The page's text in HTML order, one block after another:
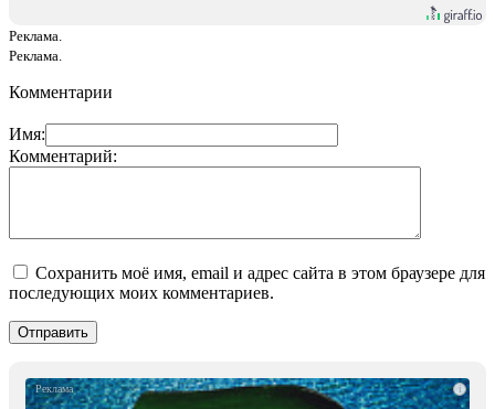
Реклама.
Реклама.
Комментарии
Имя:
Комментарий:
Сохранить моё имя, email и адрес сайта в этом браузере для
последующих моих комментариев.
i